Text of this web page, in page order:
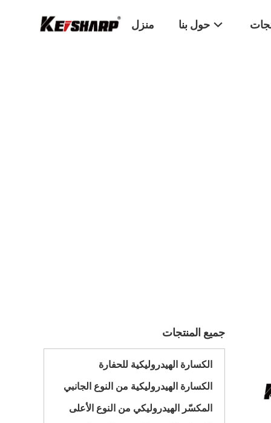
منزل حول بنا
جميع المنتجات
الكسارة الهيدروليكية للحفارة
الكسارة الهيدروليكية من النوع الجانبي
المكسّر الهيدروليكي من النوع الأعلى